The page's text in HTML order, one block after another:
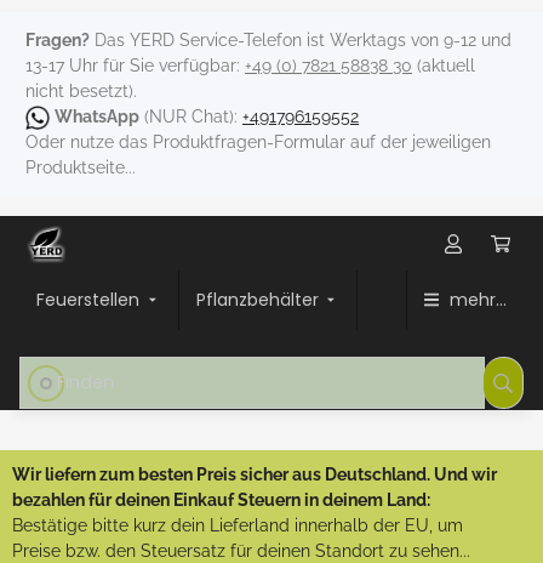
Fragen? Das YERD Service-Telefon ist Werktags von 9-12 und
13-17 Uhr für Sie verfügbar: +49 (0) 7821 58838 30 (aktuell
nicht besetzt).
WhatsApp (NUR Chat): +491796159552
Oder nutze das Produktfragen-Formular auf der jeweiligen
Produktseite...
Feuerstellen Pflanzbehälter mehr...
Wir liefern zum besten Preis sicher aus Deutschland. Und wir
bezahlen für deinen Einkauf Steuern in deinem Land:
Bestätige bitte kurz dein Lieferland innerhalb der EU, um
Preise bzw. den Steuersatz für deinen Standort zu sehen...